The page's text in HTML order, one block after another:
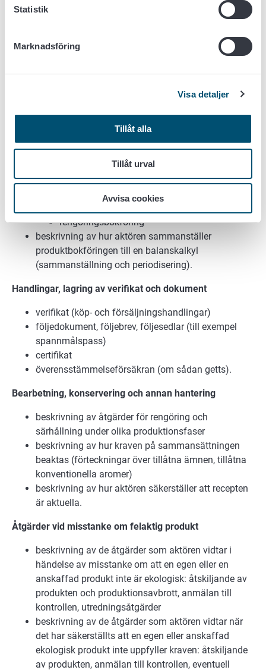
Statistik
Marknadsföring
Visa detaljer
Tillåt alla
Tillåt urval
Avvisa cookies
enligt lagstiftningen
beskrivning av de åtgärder som vidtas för att
förpackas som ekologiska
beskrivning av byte av förpackningsmaterial (hur du
ekologisk förpackning).
Produktflödesbokföring och annan bokföring
beskrivning av hur aktören gör anteckningar om
produktion, lager, rengöring:
produktionsbokföring
rengöringsbokföring
beskrivning av hur aktören sammanställer
produktbokföringen till en balanskalkyl
(sammanställning och periodisering).
Handlingar, lagring av verifikat och dokument
verifikat (köp- och försäljningshandlingar)
följedokument, följebrev, följesedlar (till exempel
spannmålspass)
certifikat
överensstämmelseförsäkran (om sådan getts).
Bearbetning, konservering och annan hantering
beskrivning av åtgärder för rengöring och
särhållning under olika produktionsfaser
beskrivning av hur kraven på sammansättningen
beaktas (förteckningar över tillåtna ämnen, tillåtna
konventionella aromer)
beskrivning av hur aktören säkerställer att recepten
är aktuella.
Åtgärder vid misstanke om felaktig produkt
beskrivning av de åtgärder som aktören vidtar i
händelse av misstanke om att en egen eller en
anskaffad produkt inte är ekologisk: åtskiljande av
produkten och produktionsavbrott, anmälan till
kontrollen, utredningsåtgärder
beskrivning av de åtgärder som aktören vidtar när
det har säkerställts att en egen eller anskaffad
ekologisk produkt inte uppfyller kraven: åtskiljande
av produkten, anmälan till kontrollen, eventuell